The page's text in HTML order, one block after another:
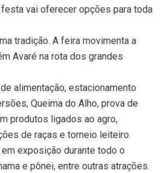
festa vai oferecer opções para toda
tradição. A feira movimenta a
Avaré na rota dos grandes
alimentação, estacionamento
Queima do Alho, prova de
produtos ligados ao agro,
de raças e torneio leiteiro.
exposição durante todo o
e pônei, entre outras atrações.